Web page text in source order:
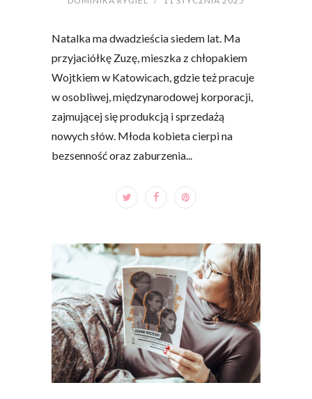
Natalka ma dwadzieścia siedem lat. Ma
przyjaciółkę Zuzę, mieszka z chłopakiem
Wojtkiem w Katowicach, gdzie też pracuje
w osobliwej, międzynarodowej korporacji,
zajmującej się produkcją i sprzedażą
nowych słów. Młoda kobieta cierpi na
bezsenność oraz zaburzenia...